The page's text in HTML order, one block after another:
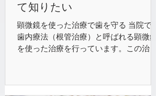
て知りたい
顕微鏡を使った治療で歯を守る 当院では
歯内療法（根管治療）と呼ばれる顕微鏡
を使った治療を行っています。この治療
を清掃する治療法です。きれいになった